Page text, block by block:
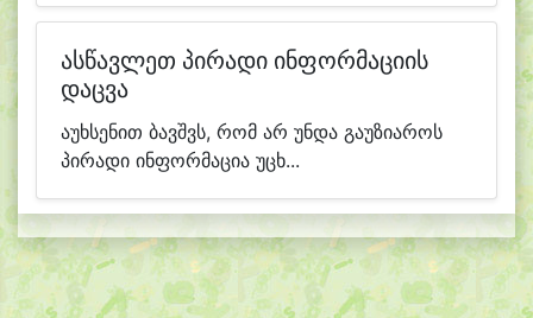
ასწავლეთ პირადი ინფორმაციის
დაცვა
აუხსენით ბავშვს, რომ არ უნდა გაუზიაროს
პირადი ინფორმაცია უცხ...